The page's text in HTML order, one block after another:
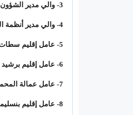
3- والي مدير الشؤون الانتخابية : السيد حسن أغماري
4- والي مدير أنظمة المعلومات والاتصالات : السيد عبد الحق الحراق
5- عامل إقليم سطات : السيد محمد علي حبوها
6- عامل إقليم برشيد : السيد جمال خلوق
7- عامل عمالة المحمدية : السيد عادل المالكي
8- عامل إقليم بنسليمان : السيد الحسن بوكوتة